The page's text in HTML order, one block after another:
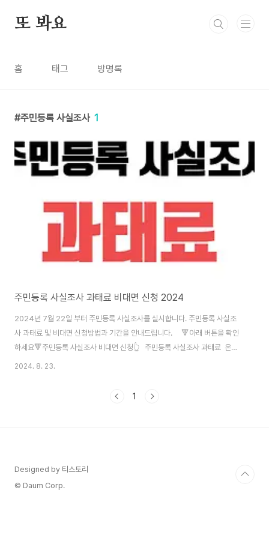
또 봐요
홈 태그 방명록
주민등록 사실조사 1
주민등록 사실조사 과태료 비대면 신청 2024
2024년 7월 22일 부터 주민등록 사실조사를 실시합니다. 주민등록 사실조
사 과태료 및 비대면 신청방법과 기간을 안내드립니다. 🔻아래 버튼을 확인
하세요🔻주민등록 사실조사 비대면 신청👆 주민등록 사실조사 과태료 온라
인 커뮤니티 등을 통해 “사실조사 미참여 시 과태료 50만원이 부과된다” 거나
이 부과된다” 등의 정보가 퍼지고 있지만 이는 사실이 아니라고 합니다“정당한
2024. 8. 23.
1
Designed by 티스토리
© Daum Corp.